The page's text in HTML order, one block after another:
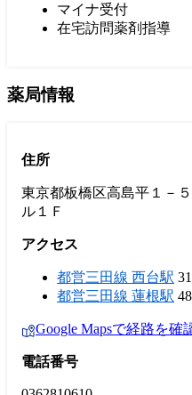
マイナ受付
在宅訪問薬剤指導
薬局情報
住所
東京都板橋区高島平１－
ル１Ｆ
アクセス
都営三田線 西台駅
都営三田線 蓮根駅
Google Mapsで経路を確
電話番号